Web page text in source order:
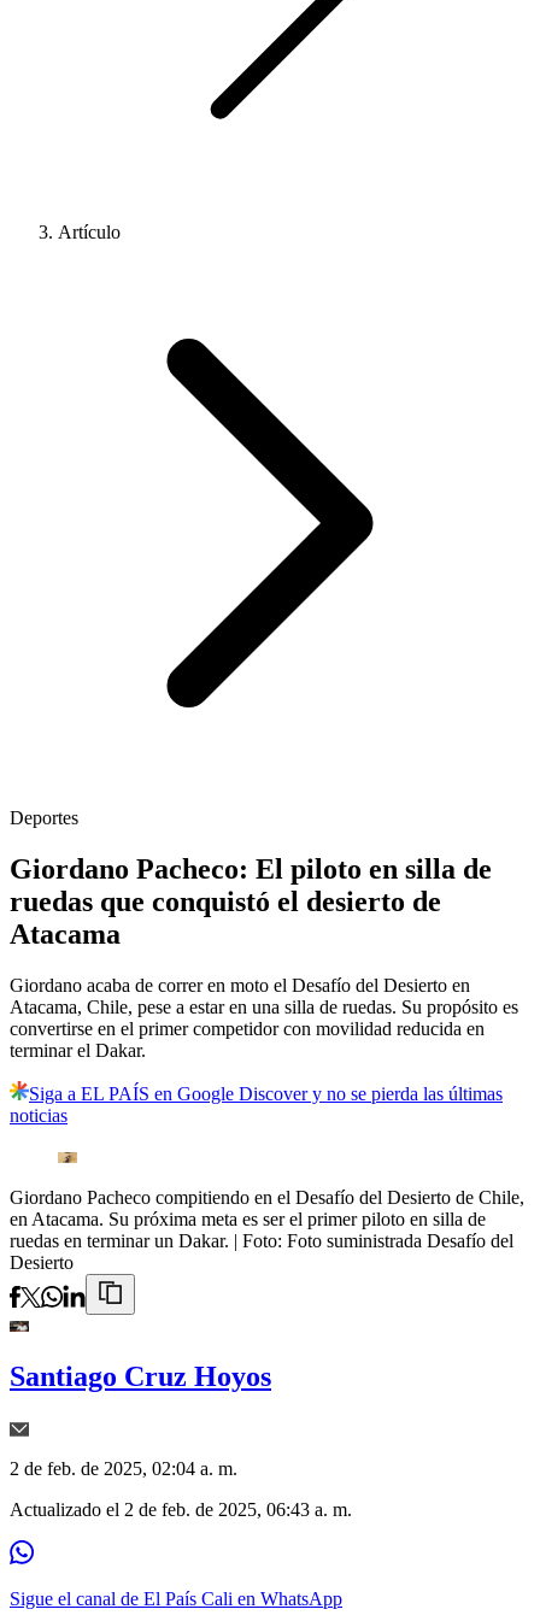
Artículo
Deportes
Giordano Pacheco: El piloto en silla de
ruedas que conquistó el desierto de
Atacama
Giordano acaba de correr en moto el Desafío del Desierto en
Atacama, Chile, pese a estar en una silla de ruedas. Su propósito es
convertirse en el primer competidor con movilidad reducida en
terminar el Dakar.
Siga a EL PAÍS en Google Discover y no se pierda las últimas
noticias
Giordano Pacheco compitiendo en el Desafío del Desierto de Chile,
en Atacama. Su próxima meta es ser el primer piloto en silla de
ruedas en terminar un Dakar. | Foto: Foto suministrada Desafío del
Desierto
Santiago Cruz Hoyos
2 de feb. de 2025, 02:04 a. m.
Actualizado el 2 de feb. de 2025, 06:43 a. m.
Sigue el canal de El País Cali en WhatsApp